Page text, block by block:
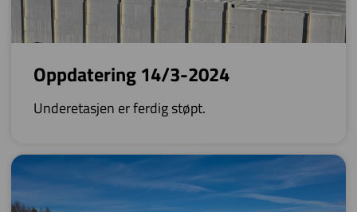
Oppdatering 14/3-2024
Underetasjen er ferdig støpt.